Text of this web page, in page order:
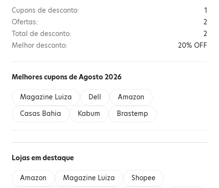
Cupons de desconto:
1
Ofertas:
2
Total de desconto:
2
Melhor desconto:
20% OFF
Melhores cupons de Agosto 2026
Magazine Luiza Dell
Amazon
Casas Bahia
Kabum Brastemp
Lojas em destaque
Amazon Magazine Luiza
Shopee